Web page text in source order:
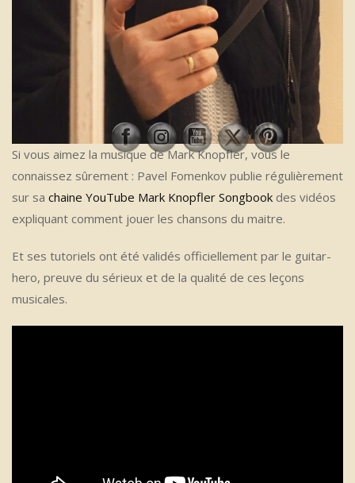
Si vous aimez la musique de Mark Knopfler, vous le
connaissez sûrement : Pavel Fomenkov publie régulièrement
sur sa chaine YouTube Mark Knopfler Songbook des vidéos
expliquant comment jouer les chansons du maitre.
Et ses tutoriels ont été validés officiellement par le guitar-
hero, preuve du sérieux et de la qualité de ces leçons
musicales.